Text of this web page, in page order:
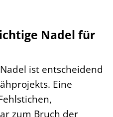
Nadel für
ist entscheidend
Eine
zum Bruch der